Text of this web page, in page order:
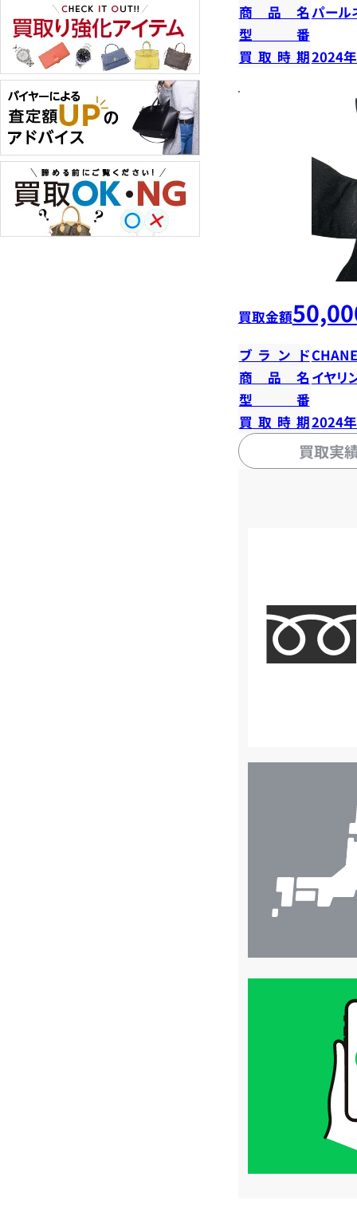
商品名パール
型番
買取時期2024
買取金額
ブランド
商品名 イヤ
型番
買取時期2024
買取実